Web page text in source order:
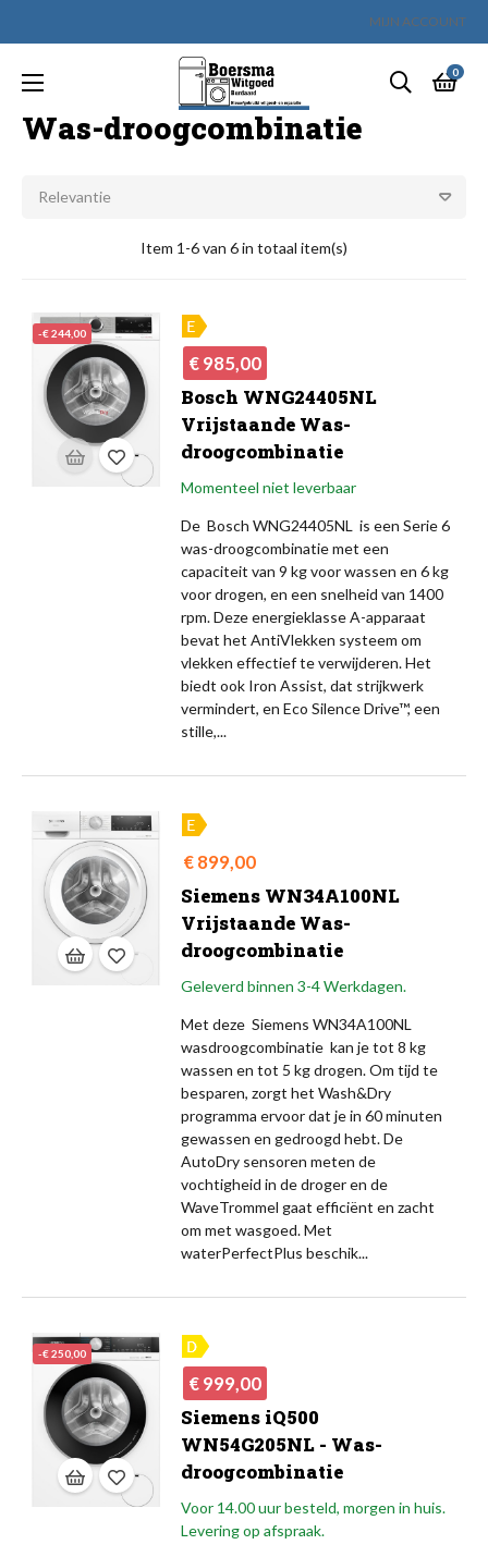
MIJN ACCOUNT
0
Toggle
☰
Was-droogcombinatie
Relevantie
Item 1-6 van 6 in totaal item(s)
-€ 244,00
Normale
prijs
Prijs
€ 985,00
Bosch WNG24405NL
Vrijstaande Was-
droogcombinatie
Momenteel niet leverbaar
De Bosch WNG24405NL is een Serie 6
was-droogcombinatie met een
capaciteit van 9 kg voor wassen en 6 kg
voor drogen, en een snelheid van 1400
rpm. Deze energieklasse A-apparaat
bevat het AntiVlekken systeem om
vlekken effectief te verwijderen. Het
biedt ook Iron Assist, dat strijkwerk
vermindert, en Eco Silence Drive™, een
stille,...
Prijs
€ 899,00
Siemens WN34A100NL
Vrijstaande Was-
droogcombinatie
Geleverd binnen 3-4 Werkdagen.
Met deze Siemens WN34A100NL
wasdroogcombinatie kan je tot 8 kg
wassen en tot 5 kg drogen. Om tijd te
besparen, zorgt het Wash&Dry
programma ervoor dat je in 60 minuten
gewassen en gedroogd hebt. De
AutoDry sensoren meten de
vochtigheid in de droger en de
WaveTrommel gaat efficiënt en zacht
om met wasgoed. Met
waterPerfectPlus beschik...
-€ 250,00
Normale
prijs
Prijs
€ 999,00
Siemens iQ500
WN54G205NL - Was-
droogcombinatie
Voor 14.00 uur besteld, morgen in huis.
Levering op afspraak.